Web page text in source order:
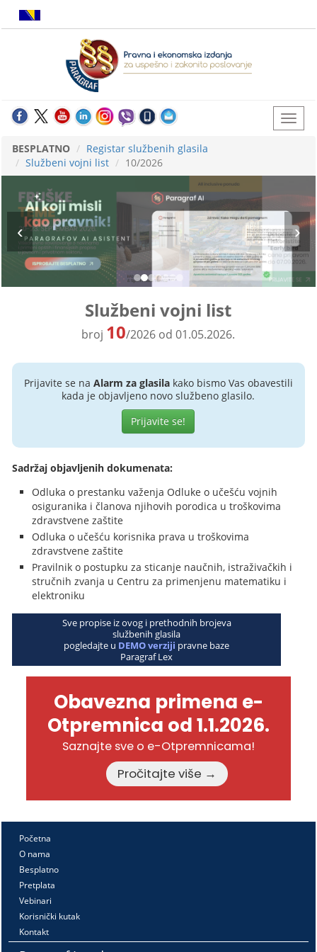
BESPLATNO
Registar službenih glasila
Službeni vojni list
10/2026
Službeni vojni list
broj 10/2026 od 01.05.2026.
Prijavite se na Alarm za glasilakako bismo Vas obavestili
kada je objavljeno novo službeno glasilo.
Prijavite se!
Sadržaj objavljenih dokumenata:
Odluka o prestanku važenja Odluke o učešću vojnih
osiguranika i članova njihovih porodica u troškovima
zdravstvene zaštite
Odluka o učešću korisnika prava u troškovima
zdravstvene zaštite
Pravilnik o postupku za sticanje naučnih, istraživačkih i
stručnih zvanja u Centru za primenjenu matematiku i
elektroniku
Sve propise iz ovog i prethodnih brojeva
službenih glasila
pogledajte u DEMO verziji pravne baze
Paragraf Lex
Obavezna primena e-
Otpremnica od 1.1.2026.
Saznajte sve o e-Otpremnicama!
Pročitajte više →
Početna
O nama
Besplatno
Pretplata
Vebinari
Korisnički kutak
Kontakt